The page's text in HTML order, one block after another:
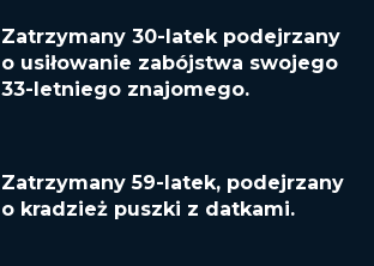
Zatrzymany 30-latek podejrzany
o usiłowanie zabójstwa swojego
33-letniego znajomego.
Zatrzymany 59-latek, podejrzany
o kradzież puszki z datkami.